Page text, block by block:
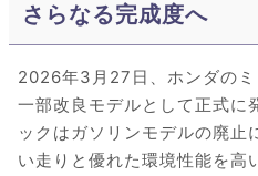
さらなる完成度へ
2026年3月27日、ホンダの
一部改良モデルとして正式に
ックはガソリンモデルの廃止
い走りと優れた環境性能を高